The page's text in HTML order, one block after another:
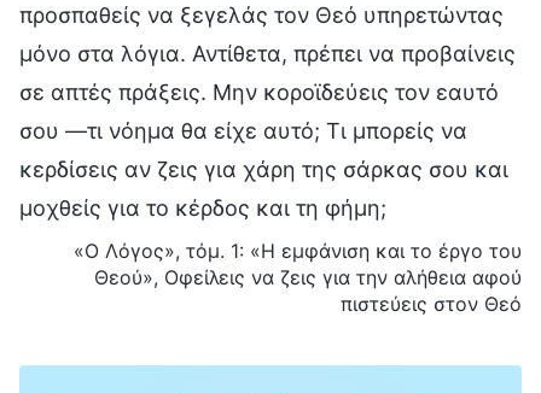
προσπαθείς να ξεγελάς τον Θεό υπηρετώντας
μόνο στα λόγια. Αντίθετα, πρέπει να προβαίνεις
σε απτές πράξεις. Μην κοροϊδεύεις τον εαυτό
σου —τι νόημα θα είχε αυτό; Τι μπορείς να
κερδίσεις αν ζεις για χάρη της σάρκας σου και
μοχθείς για το κέρδος και τη φήμη;
«Ο Λόγος», τόμ. 1: «Η εμφάνιση και το έργο του
Θεού», Οφείλεις να ζεις για την αλήθεια αφού
πιστεύεις στον Θεό